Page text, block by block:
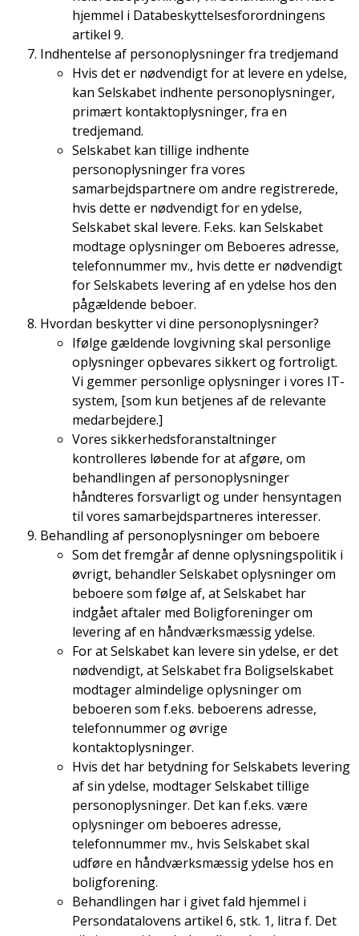
hjemmel i Databeskyttelsesforordningens
artikel 9.
Indhentelse af personoplysninger fra tredjemand
Hvis det er nødvendigt for at levere en ydelse,
kan Selskabet indhente personoplysninger,
primært kontaktoplysninger, fra en
tredjemand.
Selskabet kan tillige indhente
personoplysninger fra vores
samarbejdspartnere om andre registrerede,
hvis dette er nødvendigt for en ydelse,
Selskabet skal levere. F.eks. kan Selskabet
modtage oplysninger om Beboeres adresse,
telefonnummer mv., hvis dette er nødvendigt
for Selskabets levering af en ydelse hos den
pågældende beboer.
Hvordan beskytter vi dine personoplysninger?
Ifølge gældende lovgivning skal personlige
oplysninger opbevares sikkert og fortroligt.
Vi gemmer personlige oplysninger i vores IT-
system, [som kun betjenes af de relevante
medarbejdere.]
Vores sikkerhedsforanstaltninger
kontrolleres løbende for at afgøre, om
behandlingen af personoplysninger
håndteres forsvarligt og under hensyntagen
til vores samarbejdspartneres interesser.
Behandling af personoplysninger om beboere
Som det fremgår af denne oplysningspolitik i
øvrigt, behandler Selskabet oplysninger om
beboere som følge af, at Selskabet har
indgået aftaler med Boligforeninger om
levering af en håndværksmæssig ydelse.
For at Selskabet kan levere sin ydelse, er det
nødvendigt, at Selskabet fra Boligselskabet
modtager almindelige oplysninger om
beboeren som f.eks. beboerens adresse,
telefonnummer og øvrige
kontaktoplysninger.
Hvis det har betydning for Selskabets levering
af sin ydelse, modtager Selskabet tillige
personoplysninger. Det kan f.eks. være
oplysninger om beboeres adresse,
telefonnummer mv., hvis Selskabet skal
udføre en håndværksmæssig ydelse hos en
boligforening.
Behandlingen har i givet fald hjemmel i
Persondatalovens artikel 6, stk. 1, litra f. Det